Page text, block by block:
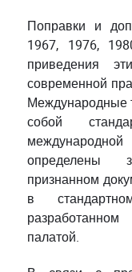
Поправки и
1967, 1976,
приведения
современной
Международные
собой
определены
признанном
в
палатой.